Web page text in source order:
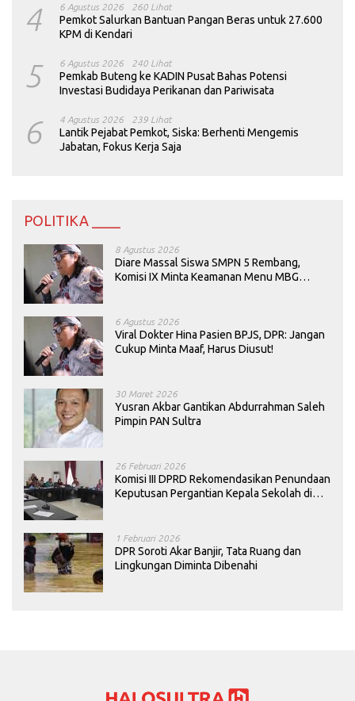
4 6 Agustus 2026 260 Lihat
Pemkot Salurkan Bantuan Pangan Beras untuk 27.600
KPM di Kendari
5 6 Agustus 2026 240 Lihat
Pemkab Buteng ke KADIN Pusat Bahas Potensi
Investasi Budidaya Perikanan dan Pariwisata
6 4 Agustus 2026 239 Lihat
Lantik Pejabat Pemkot, Siska: Berhenti Mengemis
Jabatan, Fokus Kerja Saja
POLITIKA ____
8 Agustus 2026
Diare Massal Siswa SMPN 5 Rembang,
Komisi IX Minta Keamanan Menu MBG
6 Agustus 2026
Viral Dokter Hina Pasien BPJS, DPR: Jangan
Cukup Minta Maaf, Harus Diusut!
30 Maret 2026
Yusran Akbar Gantikan Abdurrahman Saleh
Pimpin PAN Sultra
26 Februari 2026
Komisi III DPRD Rekomendasikan Penundaan
Keputusan Pergantian Kepala Sekolah di
1 Februari 2026
DPR Soroti Akar Banjir, Tata Ruang dan
Lingkungan Diminta Dibenahi